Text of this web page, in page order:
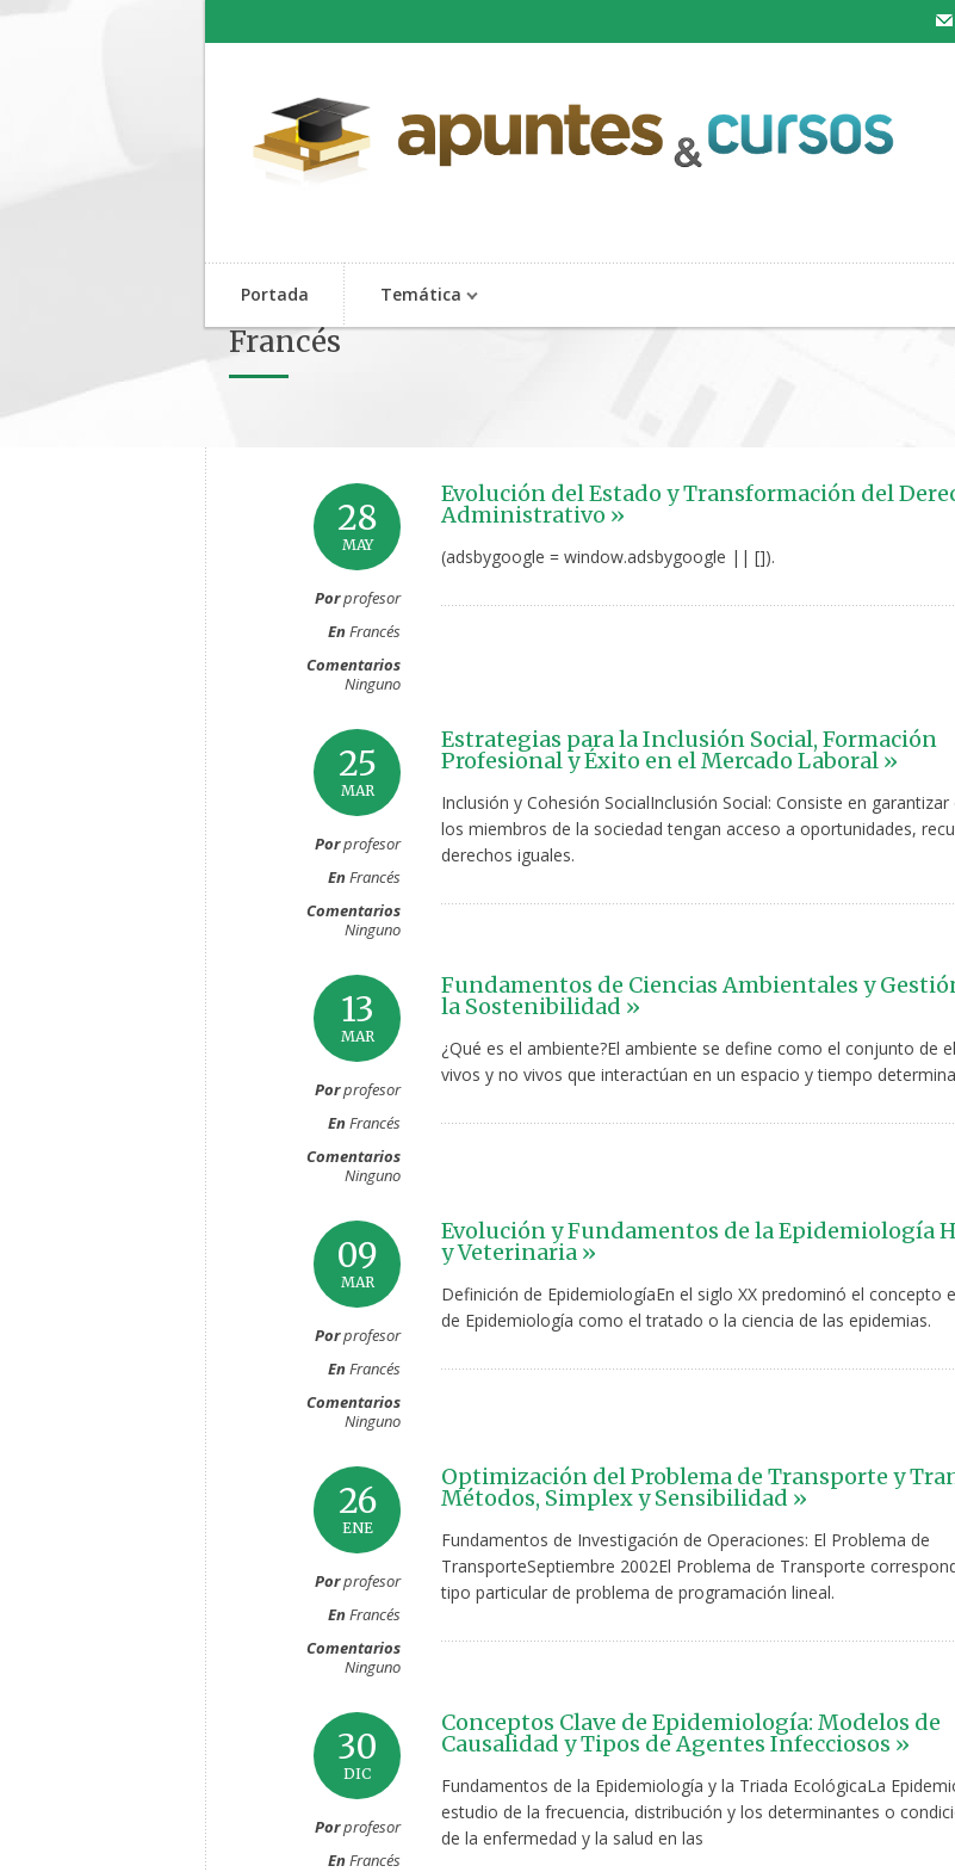
Portada Temática
Francés
28
MAY
Porprofesor
EnFrancés
Comentarios
Ninguno
Evolución del Estado y Transformación del
Administrativo »
(adsbygoogle = window.adsbygoogle || []).
25
MAR
Porprofesor
EnFrancés
Comentarios
Ninguno
Estrategias para la Inclusión Social, Formación
Profesional y Éxito en el Mercado Laboral »
Inclusión y Cohesión SocialInclusión Social: Consiste en
los miembros de la sociedad tengan acceso a oportunidades,
derechos iguales.
13
MAR
Porprofesor
EnFrancés
Comentarios
Ninguno
Fundamentos de Ciencias Ambientales y
la Sostenibilidad »
¿Qué es el ambiente?El ambiente se define como el conjunto de
vivos y no vivos que interactúan en un espacio y tiempo
09
MAR
Porprofesor
EnFrancés
Comentarios
Ninguno
Evolución y Fundamentos de la Epidemiología
y Veterinaria »
Definición de EpidemiologíaEn el siglo XX predominó el concepto
de Epidemiología como el tratado o la ciencia de las epidemias.
26
ENE
Porprofesor
EnFrancés
Comentarios
Ninguno
Optimización del Problema de Transporte y
Métodos, Simplex y Sensibilidad »
Fundamentos de Investigación de Operaciones: El Problema de
TransporteSeptiembre 2002El Problema de Transporte
tipo particular de problema de programación lineal.
30
DIC
Porprofesor
EnFrancés
Conceptos Clave de Epidemiología: Modelos de
Causalidad y Tipos de Agentes Infecciosos »
Fundamentos de la Epidemiología y la Triada EcológicaLa
estudio de la frecuencia, distribución y los determinantes o
de la enfermedad y la salud en las